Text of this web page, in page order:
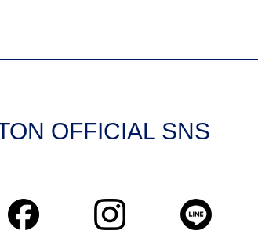
OFFICIAL SNS